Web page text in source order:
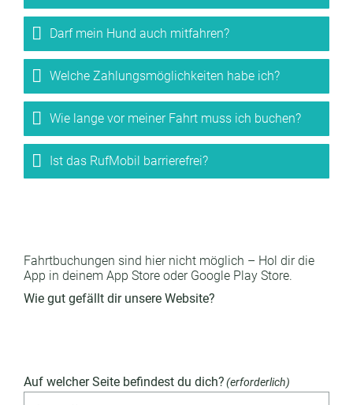
Darf mein Hund auch mitfahren?
Welche Zahlungsmöglichkeiten habe ich?
Wie lange vor meiner Fahrt muss ich buchen?
Ist das RufMobil barrierefrei?
Fahrtbuchungen sind hier nicht möglich – Hol dir die
App in deinem App Store oder Google Play Store.
Wie gut gefällt dir unsere Website?
Auf welcher Seite befindest du dich?(erforderlich)